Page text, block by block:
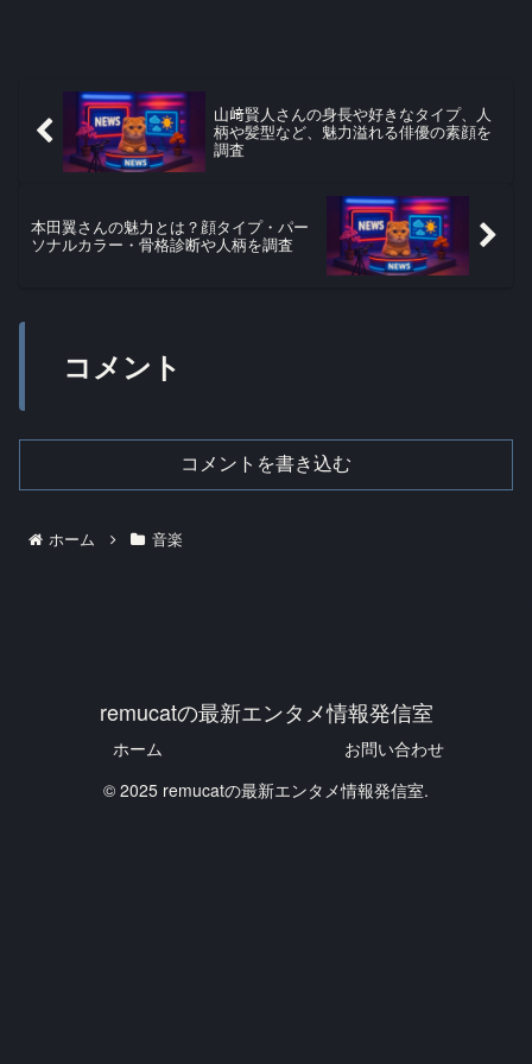
山﨑賢人さんの身長や好きなタイプ、人
柄や髪型など、魅力溢れる俳優の素顔を
調査
本田翼さんの魅力とは？顔タイプ・パー
ソナルカラー・骨格診断や人柄を調査
コメント
コメントを書き込む
ホーム 音楽
remucatの最新エンタメ情報発信室
ホーム
お問い合わせ
© 2025 remucatの最新エンタメ情報発信室.